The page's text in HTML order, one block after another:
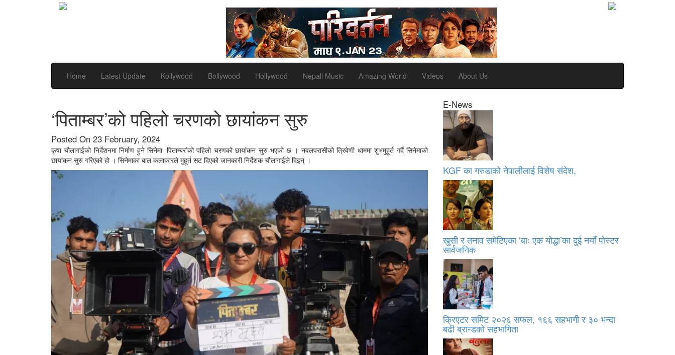
Home Latest Update Kollywood Bollywood Hollywood Nepali Music Amazing World Videos About Us
‘पिताम्बर’को पहिलो चरणको छायांकन सुरु
Posted On 23 February, 2024
कृषा चौलागाईको निर्देशनमा निर्माण हुने सिनेमा ‘पिताम्बर’को पहिलो चरणको छायांकन सुरु भएको छ । नवलपरासीको त्रिवेणी धाममा शुभमुहूर्त गर्दै सिनेमाको
छायांकन सुरु गरिएको हो । सिनेमाका बाल कलाकारले मुहूर्त सट दिएको जानकारी निर्देशक चौलागाईले दिइन् ।
E-News
KGF का गरुडाको नेपालीलाई विशेष संदेश,
खुसी र तनाव समेटिएका ‘बाः एक योद्धा’का दुई नयाँ पोस्टर
सार्वजनिक
क्रिएटर समिट २०२६ सफल, १६६ सहभागी र ३० भन्दा
बढी ब्रान्डको सहभागिता